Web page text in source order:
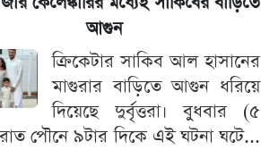
আগুন
ক্রিকেটার সাকিব আল হাসানের
মাগুরার বাড়িতে আগুন ধরিয়ে
দিয়েছে দুর্বৃত্তরা। বুধবার (৫
পৌনে ৯টার দিকে এই ঘটনা ঘটে...